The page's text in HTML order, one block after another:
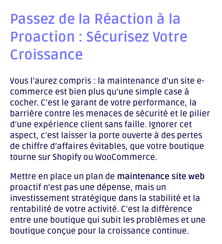
Passez de la Réaction à la
Proaction : Sécurisez Votre
Croissance
Vous l’aurez compris : la maintenance d’un site e-
commerce est bien plus qu’une simple case à
cocher. C’est le garant de votre performance, la
barrière contre les menaces de sécurité et le pilier
d’une expérience client sans faille. Ignorer cet
aspect, c’est laisser la porte ouverte à des pertes
de chiffre d’affaires évitables, que votre boutique
tourne sur Shopify ou WooCommerce.
Mettre en place un plan de maintenance site web
proactif n’est pas une dépense, mais un
investissement stratégique dans la stabilité et la
rentabilité de votre activité. C’est la différence
entre une boutique qui subit les problèmes et une
boutique conçue pour la croissance continue.